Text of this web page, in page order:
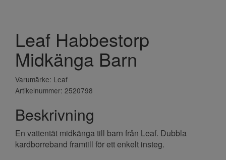
Leaf Habbestorp
Midkänga Barn
Varumärke: Leaf
Artikelnummer: 2520798
Beskrivning
En vattentät midkänga till barn från Leaf. Dubbla
kardborreband framtill för ett enkelt insteg.